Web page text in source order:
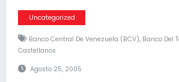
Uncategorized
Banco Central De Venezuela (BCV), Banco Del
Castellanos
Agosto 25, 2005